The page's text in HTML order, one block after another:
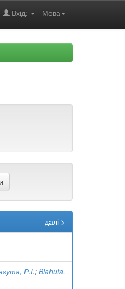
Мова
Вхід:
далі >
Р.І.; Blahuta,